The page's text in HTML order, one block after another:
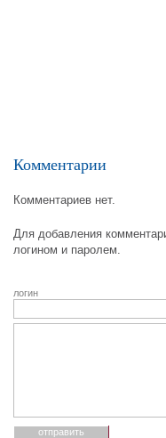
Комментарии
Комментариев нет.
Для добавления
логином и паролем.
логин